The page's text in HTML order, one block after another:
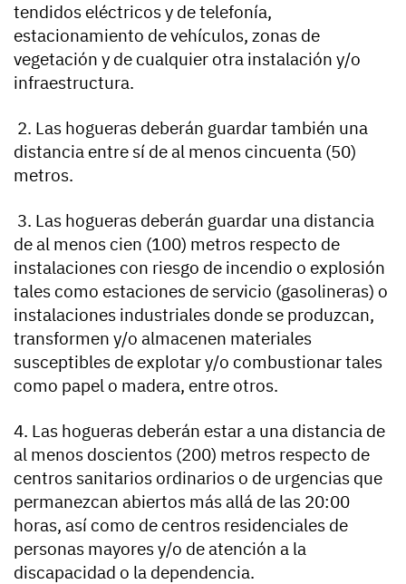
tendidos eléctricos y de telefonía,
estacionamiento de vehículos, zonas de
vegetación y de cualquier otra instalación y/o
infraestructura.
2. Las hogueras deberán guardar también una
distancia entre sí de al menos cincuenta (50)
metros.
3. Las hogueras deberán guardar una distancia
de al menos cien (100) metros respecto de
instalaciones con riesgo de incendio o explosión
tales como estaciones de servicio (gasolineras) o
instalaciones industriales donde se produzcan,
transformen y/o almacenen materiales
susceptibles de explotar y/o combustionar tales
como papel o madera, entre otros.
4. Las hogueras deberán estar a una distancia de
al menos doscientos (200) metros respecto de
centros sanitarios ordinarios o de urgencias que
permanezcan abiertos más allá de las 20:00
horas, así como de centros residenciales de
personas mayores y/o de atención a la
discapacidad o la dependencia.